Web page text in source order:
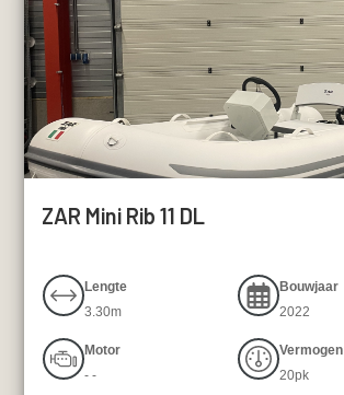
ZAR Mini Rib 11 DL
Lengte
3.30m
Bouwjaar
2022
Motor
- -
Vermogen
20pk